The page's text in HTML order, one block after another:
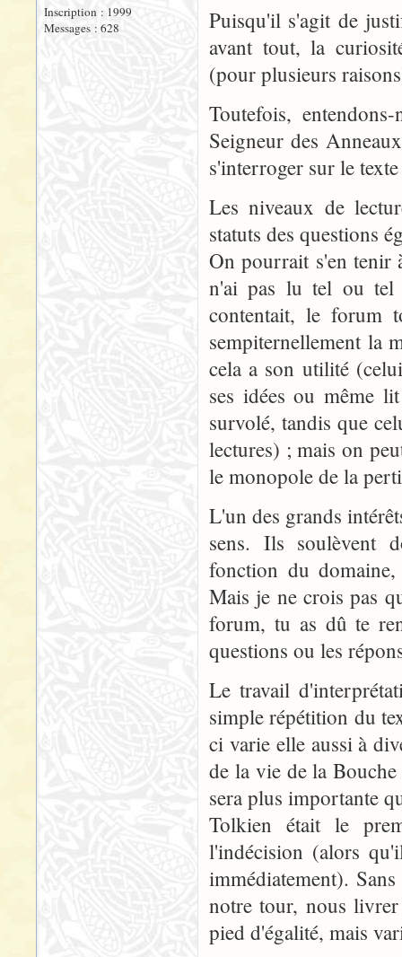
Inscription : 1999
Messages : 628
Puisqu'il s'agit de
avant tout, la
(pour plusieurs
Toutefois,
Seigneur des
s'interroger sur le
Les niveaux de
statuts des questions
On pourrait s'en tenir
n'ai pas lu tel ou tel
contentait, le forum
sempiternellement la
cela a son utilité
ses idées ou même
survolé, tandis que
lectures) ; mais on
le monopole de la
L'un des grands
sens. Ils soulèvent
fonction du
Mais je ne crois pas
forum, tu as dû te
questions ou les
Le travail
simple répétition du
ci varie elle aussi à
de la vie de la
sera plus importante
Tolkien était le
l'indécision (alors
immédiatement).
notre tour, nous
pied d'égalité, mais